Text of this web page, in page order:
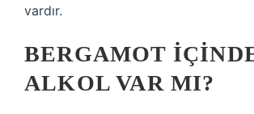
vardır.
BERGAMOT
ALKOL VAR MI?